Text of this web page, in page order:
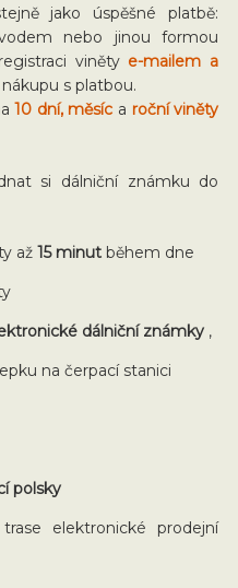
jako úspěšné platbě:
nebo jinou formou
viněty e-mailem a
s platbou.
10 dní, měsíc a roční viněty
si dálniční známku do
až 15 minut během dne
dálniční známky ,
na čerpací stanici
polsky
elektronické prodejní